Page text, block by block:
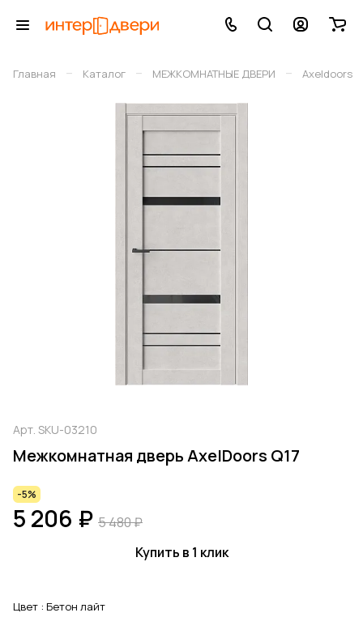
Главная – Каталог – МЕЖКОМНАТНЫЕ ДВЕРИ – Axeldoors
Арт. SKU-03210
Межкомнатная дверь AxelDoors Q17
-5%
5 206 ₽ 5 480 ₽
Купить в 1 клик
Цвет : Бетон лайт